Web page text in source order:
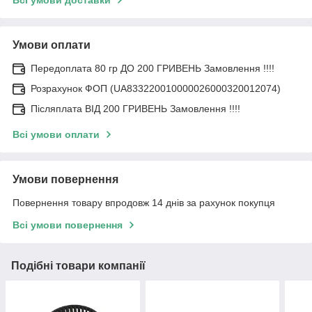
Умови оплати
Передоплата 80 гр ДО 200 ГРИВЕНЬ Замовлення !!!!
Розрахунок ФОП (UA833220010000026000320012074)
Післяплата ВІД 200 ГРИВЕНЬ Замовлення !!!!
Всі умови оплати
Умови повернення
Повернення товару впродовж 14 днів за рахунок покупця
Всі умови повернення
Подібні товари компанії